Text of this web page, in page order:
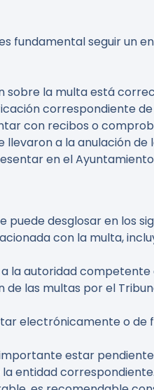
fundamental seguir un
sobre la multa está
correspondiente
con recibos o
a la anulación de
en el
desglosar en los
con la multa,
la autoridad
las multas por el
electrónicamente o
estar
entidad correspondiente.